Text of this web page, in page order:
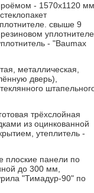
- 1570х1120
свыше 9
- "Baumax
металлическая,
дверь),
трёхслойная
из оцинкованной
утеплитель -
плоские панели по
до 300 мм,
"Тимадур-90" по